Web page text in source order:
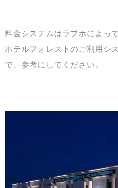
料金システムはラブホによっ
ホテルフォレストのご利用シ
で、参考にしてください。